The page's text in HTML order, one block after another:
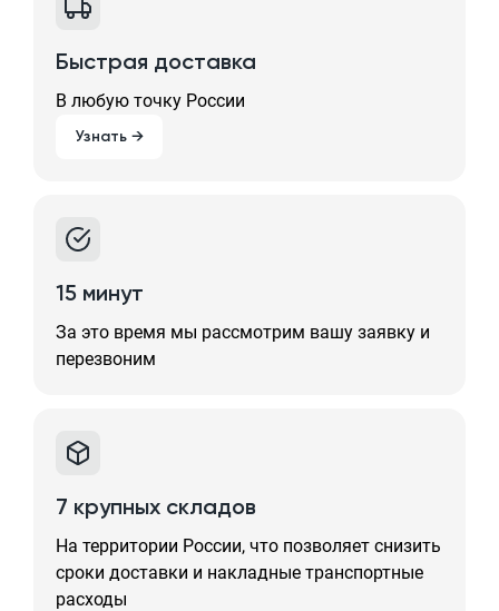
Быстрая доставка
В любую точку России
Узнать →
15 минут
За это время мы рассмотрим вашу заявку и
перезвоним
7 крупных складов
На территории России, что позволяет снизить
сроки доставки и накладные транспортные
расходы